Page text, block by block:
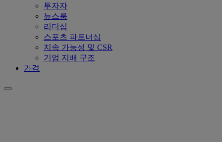
투자자
뉴스룸
리더십
스포츠 파트너십
지속 가능성 및 CSR
기업 지배 구조
가격